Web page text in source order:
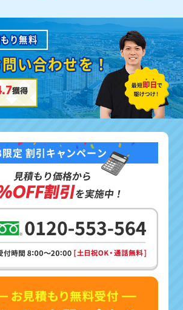
り無料
い合わせを！
獲得
定 割引キャンペーン
見積もり価格から
割引を実施中！